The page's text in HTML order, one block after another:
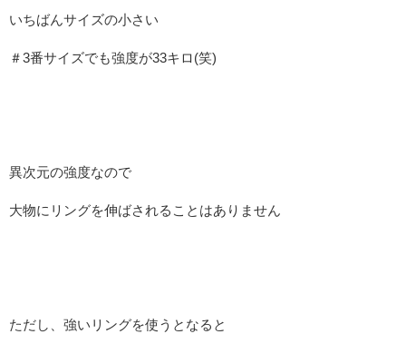
いちばんサイズの小さい
＃3番サイズでも強度が33キロ(笑)
異次元の強度なので
大物にリングを伸ばされることはありません
ただし、強いリングを使うとなると